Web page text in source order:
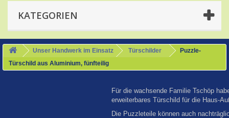
KATEGORIEN
Unser Handwerk im Einsatz Türschilder
Puzzle-
Türschild aus Aluminium, fünfteilig
Für die wachsende Familie Tschöp
erweiterbares Türschild für die Haus-
Die Puzzleteile können auch